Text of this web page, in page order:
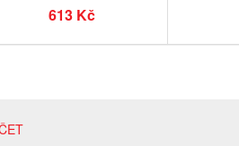
613 Kč